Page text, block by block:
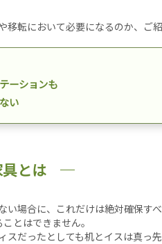
転において必要になるのか、ご紹
ーションも
い
とは
場合に、これだけは絶対確保す
とはできません。
だったとしても机とイスは真っ